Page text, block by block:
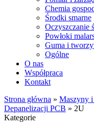
Chemia
Środki smarne
Oczyszczanie
Powłoki
Guma i
Ogólne
O nas
Współpraca
Kontakt
Strona główna » Maszyny i
Depanelizacji PCB » 2U
Kategorie